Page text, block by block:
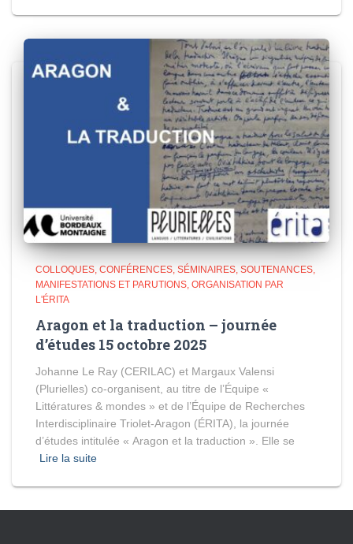
COLLOQUES, CONFÉRENCES, SÉMINAIRES, SOUTENANCES
MANIFESTATIONS ET PARUTIONS ORGANISATION PAR
L'ÉRITA
Aragon et la traduction – journée
d’études 15 octobre 2025
Johanne Le Ray (CERILAC) et Margaux Valensi
(Plurielles) co-organisent, au titre de l’Équipe «
Littératures & mondes » et de l’Équipe de Recherches
Interdisciplinaire Triolet-Aragon (ÉRITA), la journée
d’études intitulée « Aragon et la traduction ». Elle se
Lire la suite